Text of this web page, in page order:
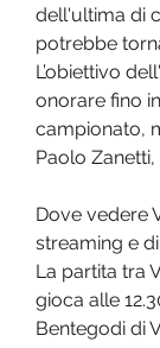
dell'ultima di
potrebbe
L’obiettivo
onorare fino
campionato,
Paolo Zanetti,
Dove vedere
streaming e
La partita tra
gioca alle
Bentegodi di